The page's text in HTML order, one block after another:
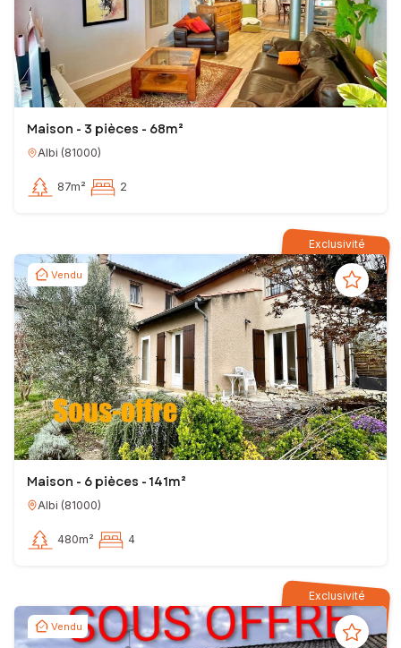
Maison - 3 pièces - 68m²
Albi (81000)
87m² 2
Exclusivité
Vendu
Maison - 6 pièces - 141m²
Albi (81000)
480m² 4
Exclusivité
Vendu